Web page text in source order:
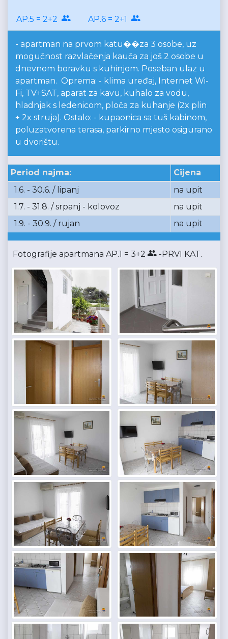
AP.5 = 2+2 AP.6 = 2+1
- apartman na prvom katu��za 3 osobe, uz
mogučnost razvlačenja kauča za još 2 osobe u
dnevnom boravku s kuhinjom. Poseban ulaz u
apartman. Oprema: - klima uređaj, Internet Wi-
Fi, TV+SAT, aparat za kavu, kuhalo za vodu,
hladnjak s ledenicom, ploča za kuhanje (2x plin
+ 2x struja). Ostalo: - kupaonica sa tuš kabinom,
poluzatvorena terasa, parkirno mjesto osigurano
u dvorištu.
Period najma:
Cijena
1.6. - 30.6. / lipanj
na upit
1.7. - 31.8. / srpanj - kolovoz
na upit
1.9. - 30.9. / rujan
na upit
Fotografije apartmana AP.1 = 3+2 -PRVI KAT.